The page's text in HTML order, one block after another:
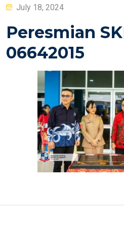
Posted
July 18, 2024
Peresmian
06642015